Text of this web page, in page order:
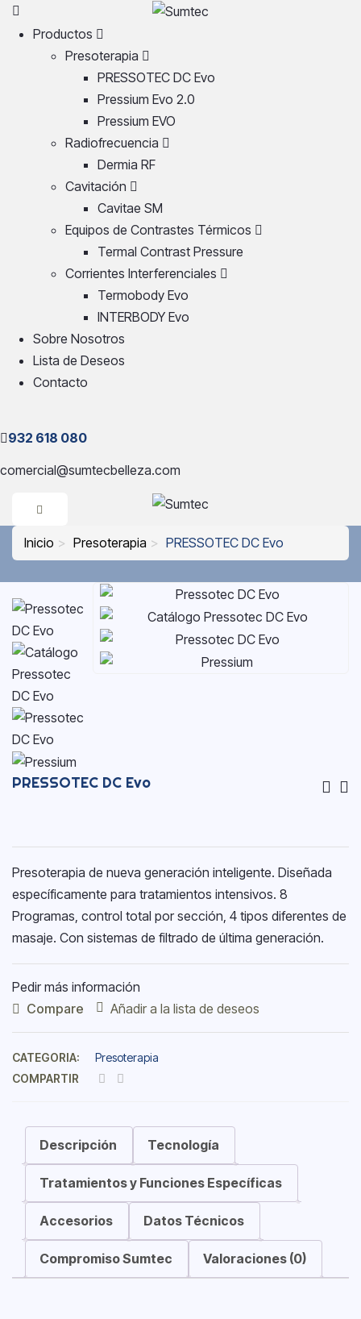
Productos
Presoterapia
PRESSOTEC DC Evo
Pressium Evo 2.0
Pressium EVO
Radiofrecuencia
Dermia RF
Cavitación
Cavitae SM
Equipos de Contrastes Térmicos
Termal Contrast Pressure
Corrientes Interferenciales
Termobody Evo
INTERBODY Evo
Sobre Nosotros
Lista de Deseos
Contacto
932 618 080
comercial@sumtecbelleza.com
Inicio Presoterapia PRESSOTEC DC Evo
PRESSOTEC DC Evo
Presoterapia de nueva generación inteligente. Diseñada
específicamente para tratamientos intensivos. 8
Programas, control total por sección, 4 tipos diferentes de
masaje. Con sistemas de filtrado de última generación.
Pedir más información
Compare
Añadir a la lista de deseos
CATEGORIA:
Presoterapia
COMPARTIR
Descripción Tecnología
Tratamientos y Funciones Específicas
Accesorios Datos Técnicos
Compromiso Sumtec Valoraciones (0)